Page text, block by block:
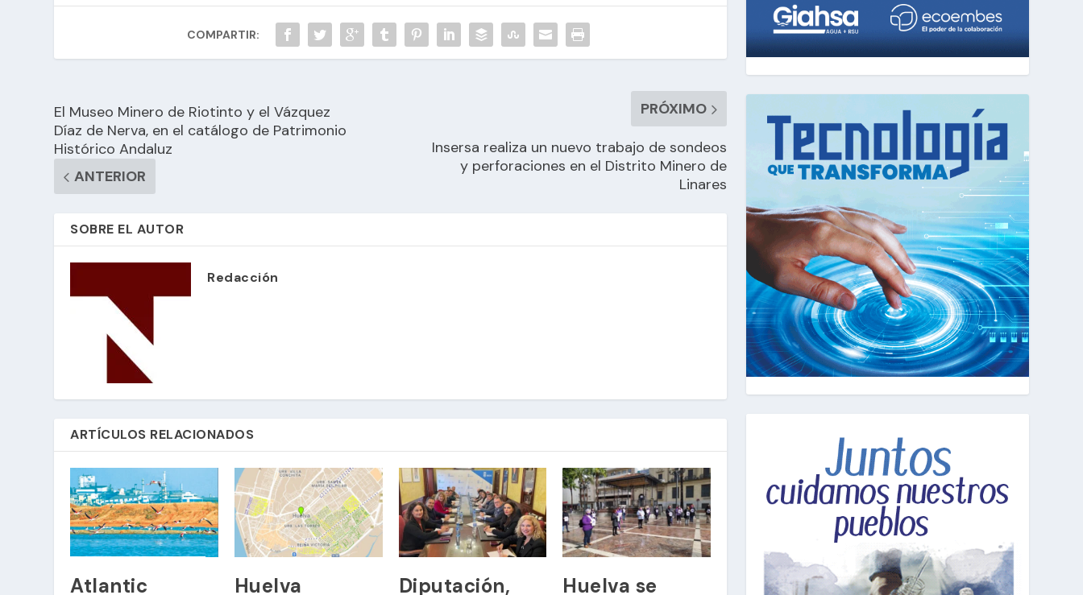
COMPARTIR:
El Museo Minero de Riotinto y el Vázquez
Díaz de Nerva, en el catálogo de Patrimonio
Histórico Andaluz
ANTERIOR
PRÓXIMO
Insersa realiza un nuevo trabajo de sondeos
y perforaciones en el Distrito Minero de
Linares
SOBRE EL AUTOR
Redacción
ARTÍCULOS RELACIONADOS
Atlantic Huelva Diputación, Huelva se